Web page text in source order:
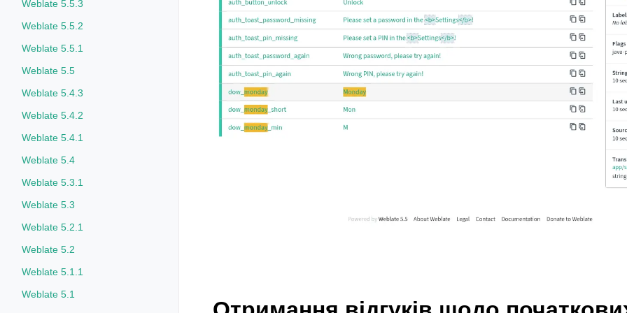
Weblate 5.5.3
Weblate 5.5.2
Weblate 5.5.1
Weblate 5.5
Weblate 5.4.3
Weblate 5.4.2
Weblate 5.4.1
Weblate 5.4
Weblate 5.3.1
Weblate 5.3
Weblate 5.2.1
Weblate 5.2
Weblate 5.1.1
Weblate 5.1